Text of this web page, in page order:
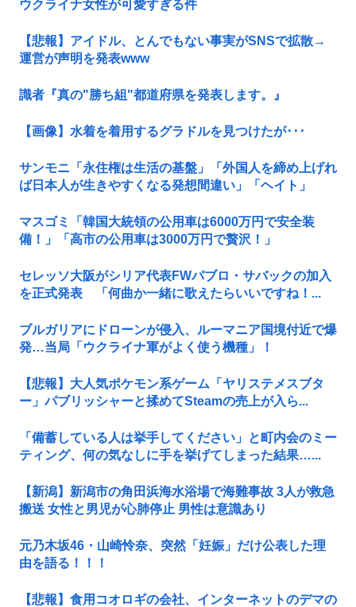
ウクライナ女性が可愛すぎる件
【悲報】アイドル、とんでもない事実がSNSで拡散→
運営が声明を発表www
識者『真の"勝ち組"都道府県を発表します。』
【画像】水着を着用するグラドルを見つけたが･･･
サンモニ「永住権は生活の基盤」「外国人を締め上げれ
ば日本人が生きやすくなる発想間違い」「ヘイト」
マスゴミ「韓国大統領の公用車は6000万円で安全装
備！」「高市の公用車は3000万円で贅沢！」
セレッソ大阪がシリア代表FWパブロ・サバックの加入
を正式発表 「何曲か一緒に歌えたらいいですね！...
ブルガリアにドローンが侵入、ルーマニア国境付近で爆
発…当局「ウクライナ軍がよく使う機種」！
【悲報】大人気ポケモン系ゲーム「ヤリステメスブタ
ー」パブリッシャーと揉めてSteamの売上が入ら...
「備蓄している人は挙手してください」と町内会のミー
ティング、何の気なしに手を挙げてしまった結果…...
【新潟】新潟市の角田浜海水浴場で海難事故 3人が救急
搬送 女性と男児が心肺停止 男性は意識あり
元乃木坂46・山崎怜奈、突然「妊娠」だけ公表した理
由を語る！！！
【悲報】食用コオロギの会社、インターネットのデマの